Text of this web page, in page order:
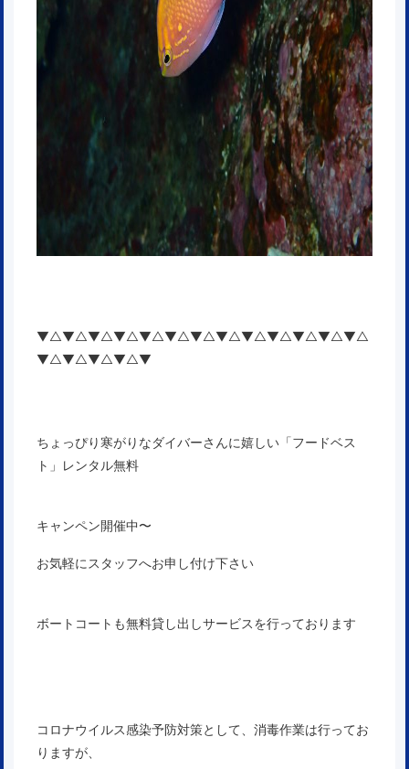
▼△▼△▼△▼△▼△▼△▼△▼△▼△▼△▼△▼△▼△
▼△▼△▼△▼△▼
ちょっぴり寒がりなダイバーさんに嬉しい「フードベス
ト」レンタル無料
キャンペン開催中〜
お気軽にスタッフへお申し付け下さい
ボートコートも無料貸し出しサービスを行っております
コロナウイルス感染予防対策として、消毒作業は行ってお
りますが、